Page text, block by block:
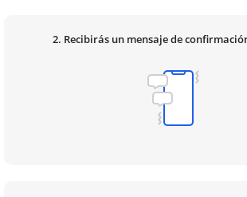
2. Recibirás un mensaje de